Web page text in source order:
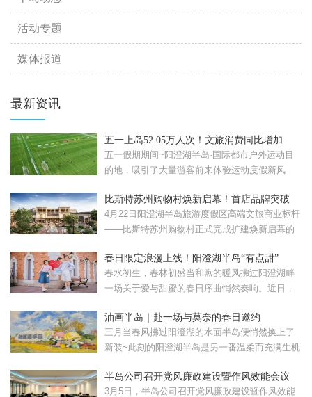
活动专题
媒体报道
最新资讯
五一上岛52.05万人次！文旅消费同比增加
57.08%！
五一假期期间~阳澄湖半岛·国际都市户外运动目
的地，吸引了大量游客前来体验运动度假新风
比斯特苏州购物村焕新启幕！首店品牌突破
120家
4月22日阳澄湖半岛旅游度假区高端文旅商业标杆
——比斯特苏州购物村正式完成扩建焕新启幕的
春日限定浪漫上线！阳澄湖半岛“有点甜”
春水初生，春林初盛当和煦的暖风拂过阳澄湖畔
一场关于爱与甜蜜的春日序曲悄然奏响。近日，
油画半岛｜赴一场与莫奈的春日邀约
三月当春风拂过阳澄湖的水面半岛便悄然换上了
新装~此刻的阳澄湖半岛是另一番温柔而充满生机
半岛公司召开党风廉政建设暨作风效能会议
3月5日，半岛公司召开党风廉政建设暨作风效能